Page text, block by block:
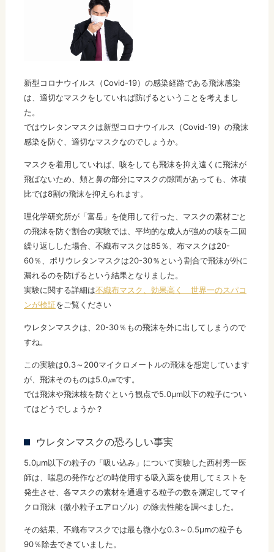
新型コロナウイルス（Covid-19）の感染経路である飛沫感染
は、適切なマスクをしていれば防げるということを考えまし
た。
ではウレタンマスクは新型コロナウイルス（Covid-19）の飛沫
感染を防ぐ、適切なマスクなのでしょうか。
マスクを着用していれば、咳をしても飛沫を抑え遠くに飛沫が
飛ばないため、頬と鼻の部分にマスクの隙間があっても、体積
比では8割の飛沫を抑えられます。
理化学研究所が「富岳」を使用して行った、マスクの素材ごと
の飛沫を防ぐ割合の実験では、平均的な成人が強めの咳を二回
繰り返しした場合、不織布マスクは85％、布マスクは20-
60％、ポリウレタンマスクは20-30％という割合で飛沫が外に
漏れるのを防げるという結果となりました。
実験に関する詳細は不織布マスク、効果高く 世界一のスパコ
ンが検証をご覧ください
ウレタンマスクは、20-30％もの飛沫を外に出してしまうので
すね。
この実験は0.3～200マイクロメートルの飛沫を想定しています
が、飛沫そのものは5.0㎛です。
では飛沫や飛沫核を防ぐという観点で5.0μm以下の粒子につい
てはどうでしょうか？
ウレタンマスクの恐ろしい事実
5.0μm以下の粒子の「吸い込み」について実験した西村秀一医
師は、喘息の発作などの時使用する吸入薬を使用してミストを
発生させ、各マスクの素材を通過する粒子の数を測定してマイ
クロ飛沫（微小粒子エアロゾル）の除去性能を調べました。
その結果、不織布マスクでは最も微小な0.3～0.5μmの粒子も
90％除去できていました。